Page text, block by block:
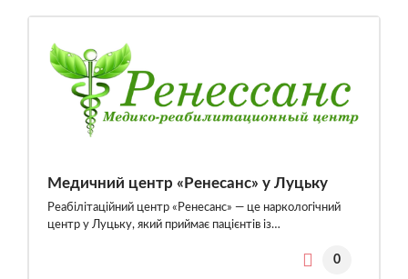
Медичний центр «Ренесанс» у Луцьку
Реабілітаційний центр «Ренесанс» — це наркологічний
центр у Луцьку, який приймає пацієнтів із…
0